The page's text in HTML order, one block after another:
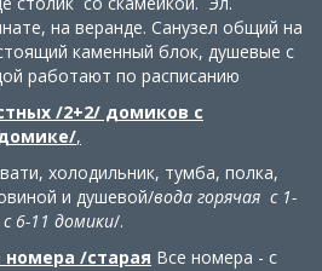
на веранде. Санузел общий на
каменный блок, душевые с
работают по расписанию
/2+2/ домиков с
,
холодильник, тумба, полка,
и душевой/вода горячая с 1-
6-11 домики/.
/старая Все номера - с